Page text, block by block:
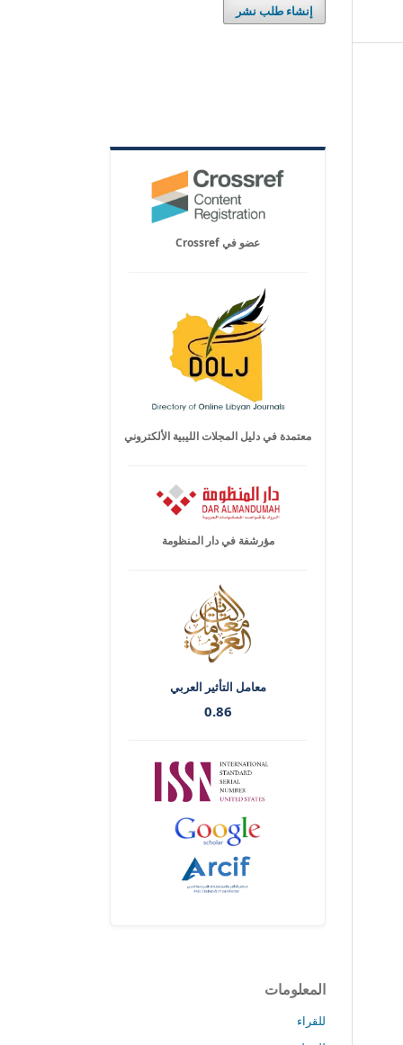
إنشاء طلب نشر
عضو في Crossref
معتمدة في دليل المجلات الليبية الألكتروني
مؤرشفة في دار المنظومة
معامل التأثير العربي
0.86
المعلومات
للقراء